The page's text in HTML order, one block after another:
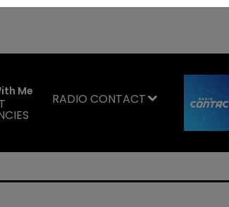
Me RADIO CONTACT